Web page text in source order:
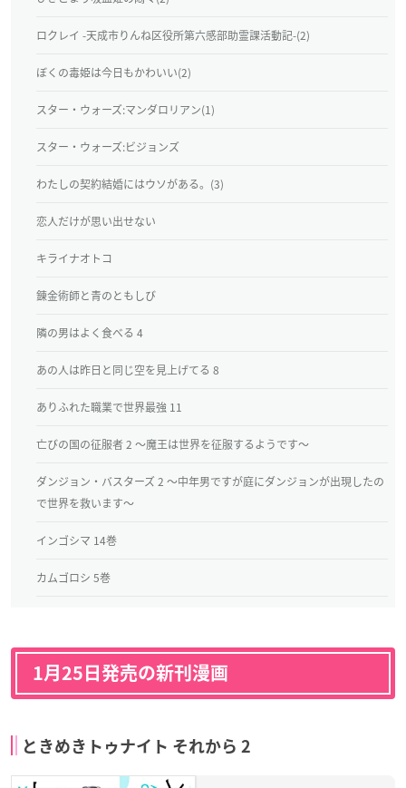
ロクレイ -天成市りんね区役所第六感部助霊課活動記-(2)
ぼくの毒姫は今日もかわいい(2)
スター・ウォーズ:マンダロリアン(1)
スター・ウォーズ:ビジョンズ
わたしの契約結婚にはウソがある。(3)
恋人だけが思い出せない
キライナオトコ
錬金術師と青のともしび
隣の男はよく食べる 4
あの人は昨日と同じ空を見上げてる 8
ありふれた職業で世界最強 11
亡びの国の征服者 2 ～魔王は世界を征服するようです～
ダンジョン・バスターズ 2 ～中年男ですが庭にダンジョンが出現したの
で世界を救います～
インゴシマ 14巻
カムゴロシ 5巻
1月25日発売の新刊漫画
ときめきトゥナイト それから 2